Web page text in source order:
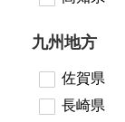
九州地方
佐賀県
長崎県